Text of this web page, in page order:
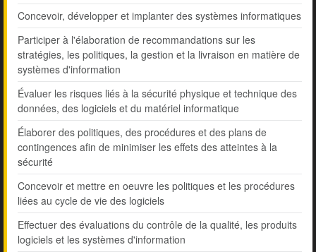
Concevoir, développer et implanter des systèmes informatiques
Participer à l'élaboration de recommandations sur les
stratégies, les politiques, la gestion et la livraison en matière de
systèmes d'information
Évaluer les risques liés à la sécurité physique et technique des
données, des logiciels et du matériel informatique
Élaborer des politiques, des procédures et des plans de
contingences afin de minimiser les effets des atteintes à la
sécurité
Concevoir et mettre en oeuvre les politiques et les procédures
liées au cycle de vie des logiciels
Effectuer des évaluations du contrôle de la qualité, les produits
logiciels et les systèmes d'information